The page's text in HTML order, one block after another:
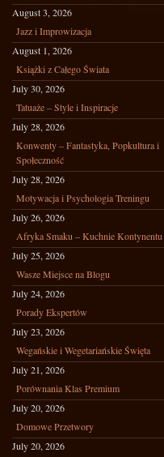
August 3, 2026
Jazz i Improwizacja
August 1, 2026
Książki z Całego Świata
July 30, 2026
Tatuaże – Style i Inspiracje
July 28, 2026
Konwenty – Fantastyka, Popkultura i
Społeczność
July 28, 2026
Motywacja i Psychologia Treningu
July 26, 2026
Afryka Smaku – Kuchnie Kontynentu
July 25, 2026
Wasze Miejsce na Blogu
July 24, 2026
Porady Ekspertów
July 23, 2026
Wegańskie i Wegetariańskie Święta
July 21, 2026
Porównania Klas Premium
July 20, 2026
Domowe Przetwory
July 20, 2026